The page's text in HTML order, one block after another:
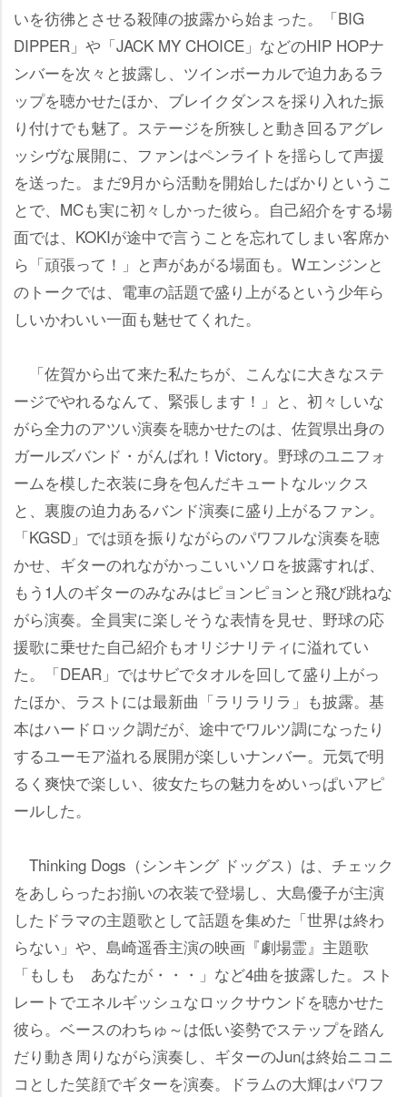
いを彷彿とさせる殺陣の披露から始まった。「BIG
DIPPER」や「JACK MY CHOICE」などのHIP HOPナ
ンバーを次々と披露し、ツインボーカルで迫力あるラ
ップを聴かせたほか、ブレイクダンスを採り入れた振
り付けでも魅了。ステージを所狭しと動き回るアグレ
ッシヴな展開に、ファンはペンライトを揺らして声援
を送った。まだ9月から活動を開始したばかりというこ
とで、MCも実に初々しかった彼ら。自己紹介をする場
面では、KOKIが途中で言うことを忘れてしまい客席か
ら「頑張って！」と声があがる場面も。Wエンジンと
のトークでは、電車の話題で盛り上がるという少年ら
しいかわいい一面も魅せてくれた。
「佐賀から出て来た私たちが、こんなに大きなステ
ージでやれるなんて、緊張します！」と、初々しいな
がら全力のアツい演奏を聴かせたのは、佐賀県出身の
ガールズバンド・がんばれ！Victory。野球のユニフォ
ームを模した衣装に身を包んだキュートなルックス
と、裏腹の迫力あるバンド演奏に盛り上がるファン。
「KGSD」では頭を振りながらのパワフルな演奏を聴
かせ、ギターのれながかっこいいソロを披露すれば、
もう1人のギターのみなみはピョンピョンと飛び跳ねな
がら演奏。全員実に楽しそうな表情を見せ、野球の応
援歌に乗せた自己紹介もオリジナリティに溢れてい
た。「DEAR」ではサビでタオルを回して盛り上がっ
たほか、ラストには最新曲「ラリラリラ」も披露。基
本はハードロック調だが、途中でワルツ調になったり
するユーモア溢れる展開が楽しいナンバー。元気で明
るく爽快で楽しい、彼女たちの魅力をめいっぱいアピ
ールした。
Thinking Dogs（シンキング ドッグス）は、チェック
をあしらったお揃いの衣装で登場し、大島優子が主演
したドラマの主題歌として話題を集めた「世界は終わ
らない」や、島崎遥香主演の映画『劇場霊』主題歌
「もしも あなたが・・・」など4曲を披露した。スト
レートでエネルギッシュなロックサウンドを聴かせた
彼ら。ベースのわちゅ～は低い姿勢でステップを踏ん
だり動き周りながら演奏し、ギターのJunは終始ニコニ
コとした笑顔でギターを演奏。ドラムの大輝はパワフ